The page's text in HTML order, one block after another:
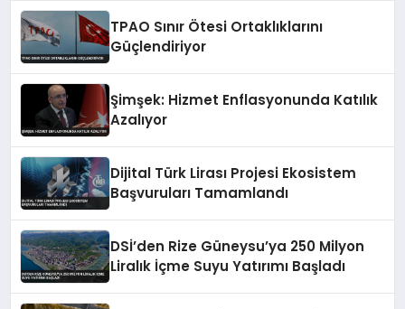
TPAO Sınır Ötesi Ortaklıklarını
Güçlendiriyor
Şimşek: Hizmet Enflasyonunda Katılık
Azalıyor
Dijital Türk Lirası Projesi Ekosistem
Başvuruları Tamamlandı
DSİ’den Rize Güneysu’ya 250 Milyon
Liralık İçme Suyu Yatırımı Başladı